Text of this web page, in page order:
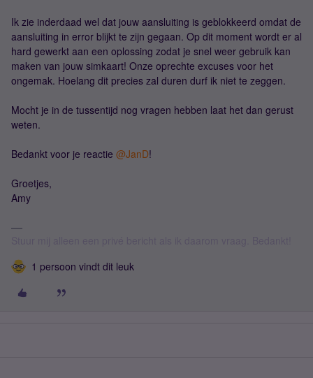
Ik zie inderdaad wel dat jouw aansluiting is geblokkeerd omdat de
aansluiting in error blijkt te zijn gegaan. Op dit moment wordt er al
hard gewerkt aan een oplossing zodat je snel weer gebruik kan
maken van jouw simkaart! Onze oprechte excuses voor het
ongemak. Hoelang dit precies zal duren durf ik niet te zeggen.
Mocht je in de tussentijd nog vragen hebben laat het dan gerust
weten.
Bedankt voor je reactie ​ @JanD!
Groetjes,
Amy
1 persoon vindt dit leuk